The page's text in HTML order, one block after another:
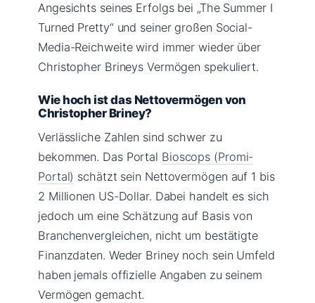
Angesichts seines Erfolgs bei „The Summer I
Turned Pretty“ und seiner großen Social-
Media-Reichweite wird immer wieder über
Christopher Brineys Vermögen spekuliert.
Wie hoch ist das Nettovermögen von
Christopher Briney?
Verlässliche Zahlen sind schwer zu
bekommen. Das Portal Bioscops (Promi-
Portal) schätzt sein Nettovermögen auf 1 bis
2 Millionen US-Dollar. Dabei handelt es sich
jedoch um eine Schätzung auf Basis von
Branchenvergleichen, nicht um bestätigte
Finanzdaten. Weder Briney noch sein Umfeld
haben jemals offizielle Angaben zu seinem
Vermögen gemacht.